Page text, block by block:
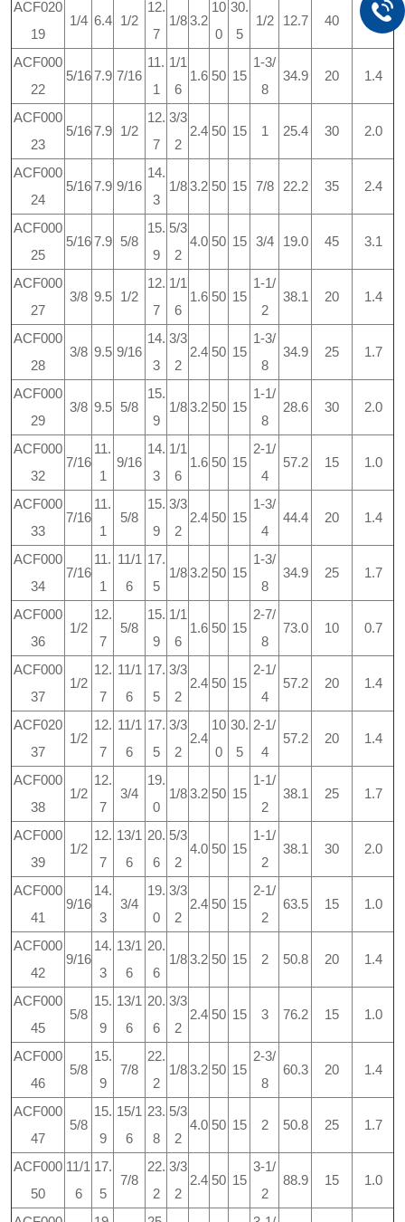
ACF020
19
1/4 6.4 1/2
12.
7
1/8 3.2
10
0
30.
5
1/2 12.7 40 2.8
ACF000
22
5/16 7.9 7/16
11.
1
1/1
6
1.6 50 15
1-3/
8
34.9 20 1.4
ACF000
23
5/16 7.9 1/2
12.
7
3/3
2
2.4 50 15 1 25.4 30 2.0
ACF000
24
5/16 7.9 9/16
14.
3
1/8 3.2 50 15 7/8 22.2 35 2.4
ACF000
25
5/16 7.9 5/8
15.
9
5/3
2
4.0 50 15 3/4 19.0 45 3.1
ACF000
27
3/8 9.5 1/2
12.
7
1/1
6
1.6 50 15
1-1/
2
38.1 20 1.4
ACF000
28
3/8 9.5 9/16
14.
3
3/3
2
2.4 50 15
1-3/
8
34.9 25 1.7
ACF000
29
3/8 9.5 5/8
15.
9
1/8 3.2 50 15
1-1/
8
28.6 30 2.0
ACF000
32
7/16
11.
1
9/16
14.
3
1/1
6
1.6 50 15
2-1/
4
57.2 15 1.0
ACF000
33
7/16
11.
1
5/8
15.
9
3/3
2
2.4 50 15
1-3/
4
44.4 20 1.4
ACF000
34
7/16
11.
1
11/1
6
17.
5
1/8 3.2 50 15
1-3/
8
34.9 25 1.7
ACF000
36
1/2
12.
7
5/8
15.
9
1/1
6
1.6 50 15
2-7/
8
73.0 10 0.7
ACF000
37
1/2
12.
7
11/1
6
17.
5
3/3
2
2.4 50 15
2-1/
4
57.2 20 1.4
ACF020
37
1/2
12.
7
11/1
6
17.
5
3/3
2
2.4
10
0
30.
5
2-1/
4
57.2 20 1.4
ACF000
38
1/2
12.
7
3/4
19.
0
1/8 3.2 50 15
1-1/
2
38.1 25 1.7
ACF000
39
1/2
12.
7
13/1
6
20.
6
5/3
2
4.0 50 15
1-1/
2
38.1 30 2.0
ACF000
41
9/16
14.
3
3/4
19.
0
3/3
2
2.4 50 15
2-1/
2
63.5 15 1.0
ACF000
42
9/16
14.
3
13/1
6
20.
6
1/8 3.2 50 15 2 50.8 20 1.4
ACF000
45
5/8
15.
9
13/1
6
20.
6
3/3
2
2.4 50 15 3 76.2 15 1.0
ACF000
46
5/8
15.
9
7/8
22.
2
1/8 3.2 50 15
2-3/
8
60.3 20 1.4
ACF000
47
5/8
15.
9
15/1
6
23.
8
5/3
2
4.0 50 15 2 50.8 25 1.7
ACF000
50
11/1
6
17.
5
7/8
22.
2
3/3
2
2.4 50 15
3-1/
2
88.9 15 1.0